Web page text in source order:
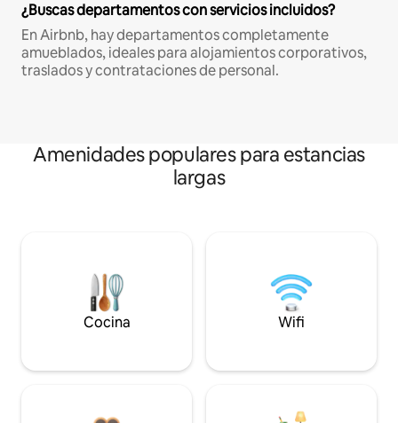
¿Buscas departamentos con servicios incluidos?
En Airbnb, hay departamentos completamente
amueblados, ideales para alojamientos corporativos,
traslados y contrataciones de personal.
Amenidades populares para estancias
largas
Cocina Wifi